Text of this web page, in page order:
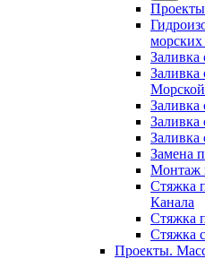
морских
Заливка
Заливка
Заливка
Замена
Монтаж
Стяжка
Канала
Стяжка
Стяжка
Проекты.